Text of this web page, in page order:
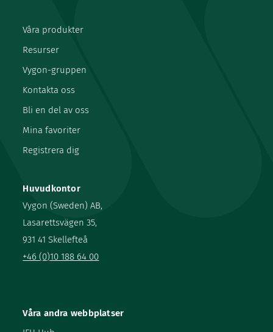
Huvudkontor
Vygon (Sweden) AB,
Lasarettsvägen 35,
931 41 Skellefteå
+46 (0)10 188 64 00
Våra produkter
Resurser
Vygon-gruppen
Kontakta oss
Bli en del av oss
Mina favoriter
Registrera dig
Våra andra webbplatser